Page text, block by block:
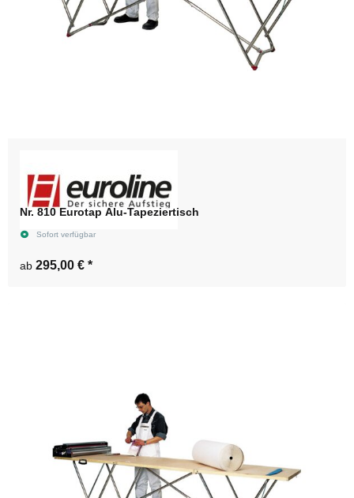
Nr. 810 Eurotap Alu-Tapeziertisch
Sofort verfügbar
ab 295,00 € *